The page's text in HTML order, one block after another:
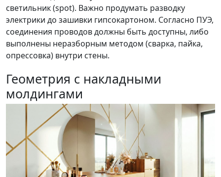
светильник (spot). Важно продумать разводку
электрики до зашивки гипсокартоном. Согласно ПУЭ,
соединения проводов должны быть доступны, либо
выполнены неразборным методом (сварка, пайка,
опрессовка) внутри стены.
Геометрия с накладными
молдингами